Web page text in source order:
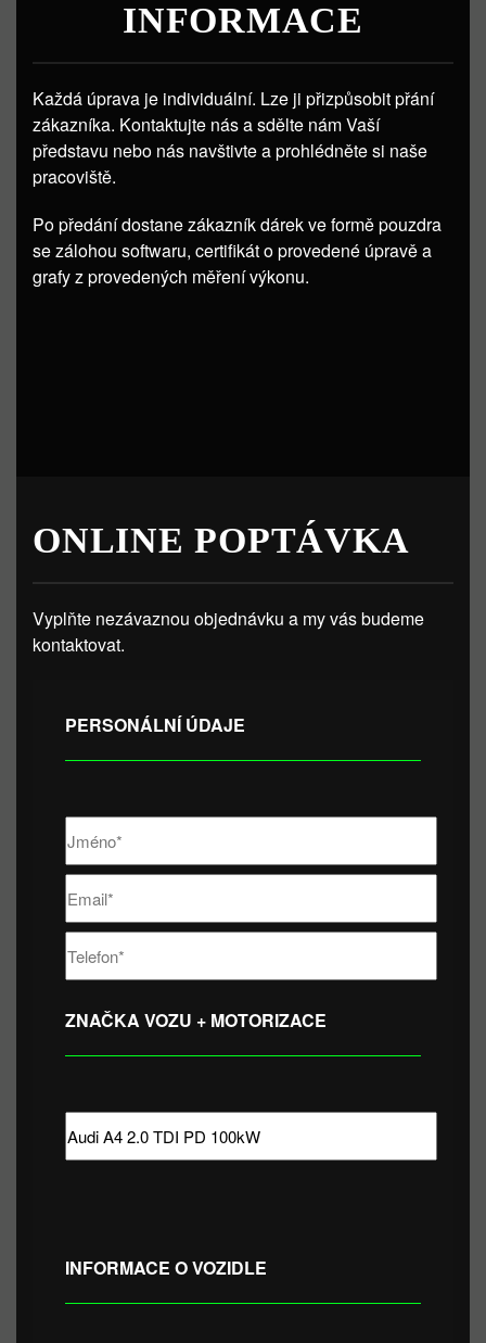
INFORMACE
Každá úprava je individuální. Lze ji přizpůsobit přání
zákazníka. Kontaktujte nás a sdělte nám Vaší
představu nebo nás navštivte a prohlédněte si naše
pracoviště.
Po předání dostane zákazník dárek ve formě pouzdra
se zálohou softwaru, certifikát o provedené úpravě a
grafy z provedených měření výkonu.
ONLINE POPTÁVKA
Vyplňte nezávaznou objednávku a my vás budeme
kontaktovat.
PERSONÁLNÍ ÚDAJE
ZNAČKA VOZU + MOTORIZACE
INFORMACE O VOZIDLE